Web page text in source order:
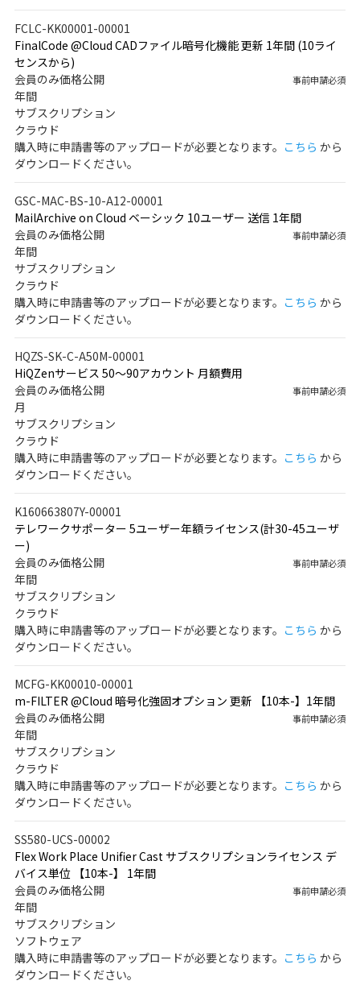
FCLC-KK00001-00001
FinalCode @Cloud CADファイル暗号化機能 更新 1年間 (10ライ
センスから)
会員のみ価格公開
事前申請必須
年間
サブスクリプション
クラウド
購入時に申請書等のアップロードが必要となります。 こちら から
ダウンロードください。
GSC-MAC-BS-10-A12-00001
MailArchive on Cloud ベーシック 10ユーザー 送信 1年間
会員のみ価格公開
事前申請必須
年間
サブスクリプション
クラウド
購入時に申請書等のアップロードが必要となります。 こちら から
ダウンロードください。
HQZS-SK-C-A50M-00001
HiQZenサービス 50～90アカウント 月額費用
会員のみ価格公開
事前申請必須
月
サブスクリプション
クラウド
購入時に申請書等のアップロードが必要となります。 こちら から
ダウンロードください。
K160663807Y-00001
テレワークサポーター 5ユーザー年額ライセンス(計30-45ユーザ
ー)
会員のみ価格公開
事前申請必須
年間
サブスクリプション
クラウド
購入時に申請書等のアップロードが必要となります。 こちら から
ダウンロードください。
MCFG-KK00010-00001
m-FILTER @Cloud 暗号化強固オプション 更新 【10本-】1年間
会員のみ価格公開
事前申請必須
年間
サブスクリプション
クラウド
購入時に申請書等のアップロードが必要となります。 こちら から
ダウンロードください。
SS580-UCS-00002
Flex Work Place Unifier Cast サブスクリプションライセンス デ
バイス単位 【10本-】 1年間
会員のみ価格公開
事前申請必須
年間
サブスクリプション
ソフトウェア
購入時に申請書等のアップロードが必要となります。 こちら から
ダウンロードください。